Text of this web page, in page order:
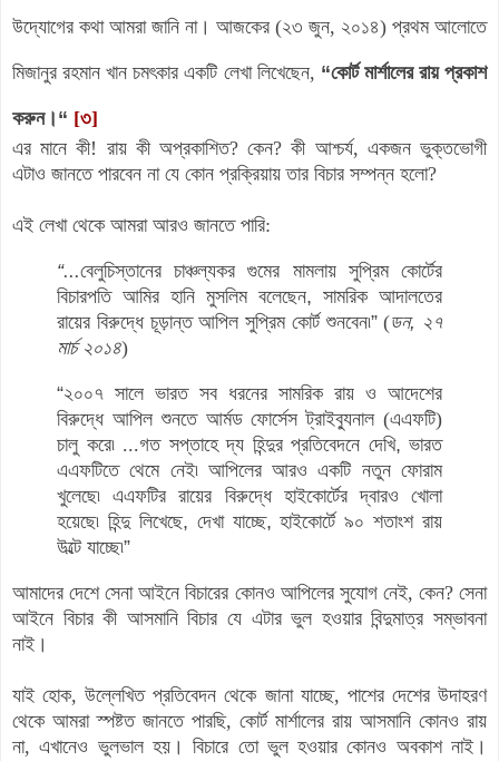
উদ্যোগের কথা আমরা জানি না। আজকের (২৩ জুন, ২০১৪) প্রথম আলোতে
মিজানুর রহমান খান চমৎকার একটি লেখা লিখেছেন, “কোর্ট মার্শালের রায় প্রকাশ
করুন। “ [৩]
এর মানে কী! রায় কী অপ্রকাশিত? কেন? কী আশ্চর্য, একজন ভুক্তভোগী
এটাও জানতে পারবেন না যে কোন প্রক্রিয়ায় তার বিচার সম্পন্ন হলো?
এই লেখা থেকে আমরা আরও জানতে পারি:
“...বেলুচিস্তানের চাঞ্চল্যকর গুমের মামলায় সুপ্রিম কোর্টের
বিচারপতি আমির হানি মুসলিম বলেছেন, সামরিক আদালতের
রায়ের বিরুদ্ধে চূড়ান্ত আপিল সুপ্রিম কোর্ট শুনবেন৷”(ডন, ২৭
মার্চ ২০১৪)
“২০০৭ সালে ভারত সব ধরনের সামরিক রায় ও আদেশের
বিরুদ্ধে আপিল শুনতে আর্মড ফোর্সেস ট্রাইব্যুনাল (এএফটি)
চালু করে৷ ...গত সপ্তাহে দ্য হিন্দুর প্রতিবেদনে দেখি, ভারত
এএফটিতে থেমে নেই৷ আপিলের আরও একটি নতুন ফোরাম
খুলেছে৷ এএফটির রায়ের বিরুদ্ধে হাইকোর্টের দ্বারও খোলা
হয়েছে৷ হিন্দু লিখেছে, দেখা যাচ্ছে,হাইকোর্টে ৯০ শতাংশ রায়
উল্টে যাচ্ছে৷”
আমাদের দেশে সেনা আইনে বিচারের কোনও আপিলের সুযোগ নেই, কেন? সেনা
আইনে বিচার কী আসমানি বিচার যে এটার ভুল হওয়ার বিন্দুমাত্র সম্ভাবনা
নাই।
যাই হোক, উল্লেখিত প্রতিবেদন থেকে জানা যাচ্ছে, পাশের দেশের উদাহরণ
থেকে আমরা স্পষ্টত জানতে পারছি, কোর্ট মার্শালের রায় আসমানি কোনও রায়
না, এখানেও ভুলভাল হয়। বিচারে তো ভুল হওয়ার কোনও অবকাশ নাই।